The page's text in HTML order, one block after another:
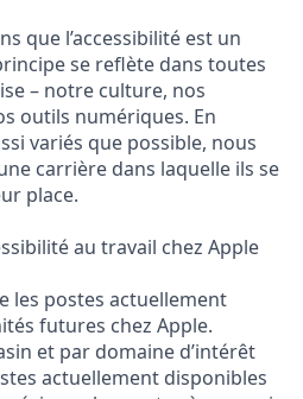
que l’accessibilité est un
se reflète dans toutes
– notre culture, nos
outils numériques. En
variés que possible, nous
carrière dans laquelle ils se
place.
au travail chez Apple
les postes actuellement
futures chez Apple.
et par domaine d’intérêt
actuellement disponibles